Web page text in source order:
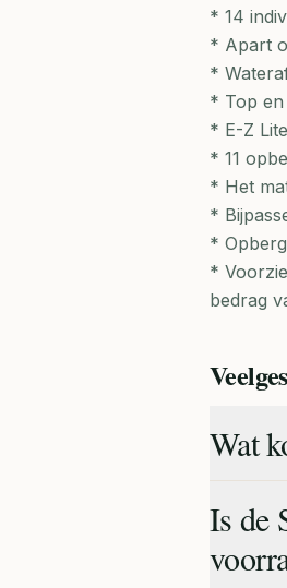
* 14
* Apart
*
* Top en
* E-Z
* 11
* Het
*
*
*
bedrag
Wat
Is de